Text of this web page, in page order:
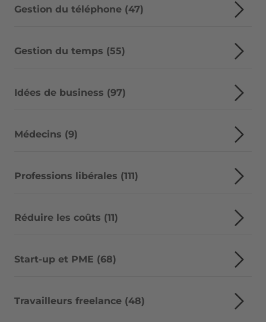
Gestion du téléphone (47)
Gestion du temps (55)
Idées de business (97)
Médecins (9)
Professions libérales (111)
Réduire les coûts (11)
Start-up et PME (68)
Travailleurs freelance (48)